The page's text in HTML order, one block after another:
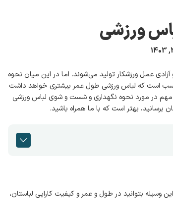
ورزشی
آزادی عمل ورزشکار تولید می‌شوند. اما در این میان نحوه
است که لباس ورزشی طول عمر بیشتری خواهد داشت
مهم در مورد نحوه نگهداری و شست و شوی لباس ورزشی
بهتر است که با ما همراه باشید.
بتوانید در طول و عمر و کیفیت کارایی لباستان،